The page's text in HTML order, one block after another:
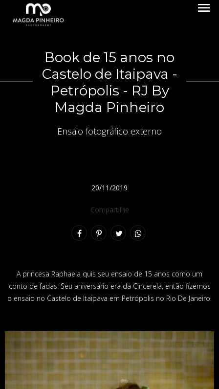
menu
Book de 15 anos no
Castelo de Itaipava -
Petrópolis - RJ By
Magda Pinheiro
Ensaio fotográfico externo
20/11/2019
Compartilhe
A princesa Raphaela quis seu ensaio de 15 anos como um
conto de fadas. Seu aniversário era da Cincerela, então fizemos
o ensaio no Castelo de Itaipava em Petrópolis no Rio De Janeiro.